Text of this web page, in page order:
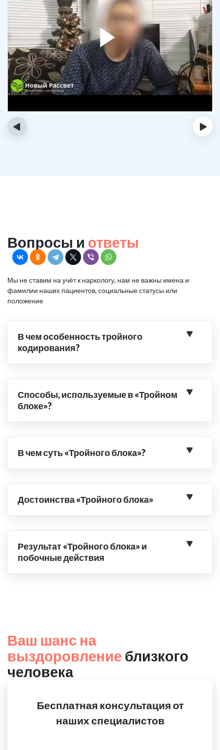
‹ ›
Вопросы и ответы
Мы не ставим на учёт к наркологу, нам не важны имена и
фамилии наших пациентов, социальные статусы или
положение
В чем особенность тройного
кодирования?
Способы, используемые в «Тройном
блоке»?
В чем суть «Тройного блока»?
Достоинства «Тройного блока»
Результат «Тройного блока» и
побочные действия
Ваш шанс на
выздоровление близкого
человека
Бесплатная консультация от
наших специалистов